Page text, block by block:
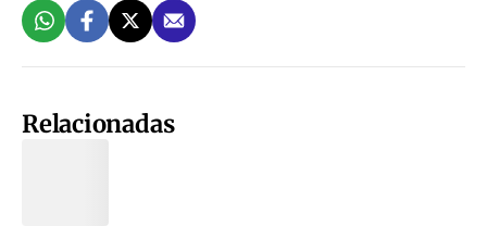
Relacionadas